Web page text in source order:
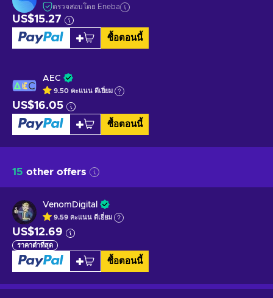
ตรวจสอบโดย Eneba
US$15.27
ซื้อตอนนี้
AEC
9.50 คะแนน ดีเยี่ยม
US$16.05
ซื้อตอนนี้
15 other offers
VenomDigital
9.59 คะแนน ดีเยี่ยม
US$12.69
ราคาต่ำที่สุด
ซื้อตอนนี้